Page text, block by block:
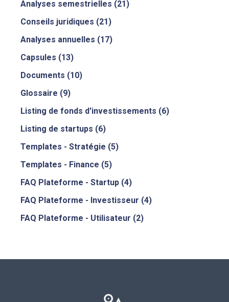
Analyses semestrielles (21)
Conseils juridiques (21)
Analyses annuelles (17)
Capsules (13)
Documents (10)
Glossaire (9)
Listing de fonds d'investissements (6)
Listing de startups (6)
Templates - Stratégie (5)
Templates - Finance (5)
FAQ Plateforme - Startup (4)
FAQ Plateforme - Investisseur (4)
FAQ Plateforme - Utilisateur (2)